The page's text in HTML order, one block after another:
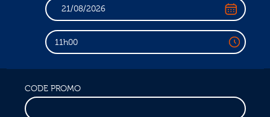
11h00
CODE PROMO